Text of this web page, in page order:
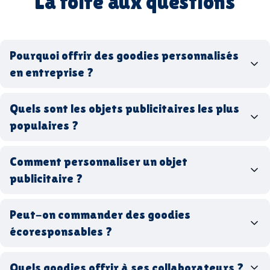
Pourquoi offrir des goodies personnalisés
en entreprise ?
Quels sont les objets publicitaires les plus
populaires ?
stylos personnalisés
tote bags publicitaires
gourdes réutilisables
France Made in Europe goodies hi-tech
Comment personnaliser un objet
publicitaire ?
Peut-on commander des goodies
écoresponsables ?
Quels goodies offrir à ses collaborateurs ?